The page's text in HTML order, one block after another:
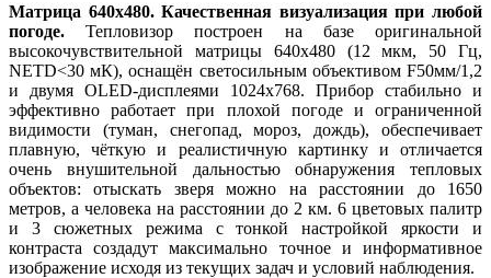
Матрица 640x480. Качественная визуализация при любой
погоде. Тепловизор построен на базе оригинальной
высокочувствительной матрицы 640x480 (12 мкм, 50 Гц,
NETD<30 мК), оснащён светосильным объективом F50мм/1,2
и двумя OLED-дисплеями 1024x768. Прибор стабильно и
эффективно работает при плохой погоде и ограниченной
видимости (туман, снегопад, мороз, дождь), обеспечивает
плавную, чёткую и реалистичную картинку и отличается
очень внушительной дальностью обнаружения тепловых
объектов: отыскать зверя можно на расстоянии до 1650
метров, а человека на расстоянии до 2 км. 6 цветовых палитр
и 3 сюжетных режима с тонкой настройкой яркости и
контраста создадут максимально точное и информативное
изображение исходя из текущих задач и условий наблюдения.